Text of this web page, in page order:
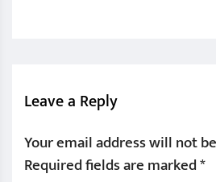
Leave a Reply
Your email address will not
Required fields are marked*